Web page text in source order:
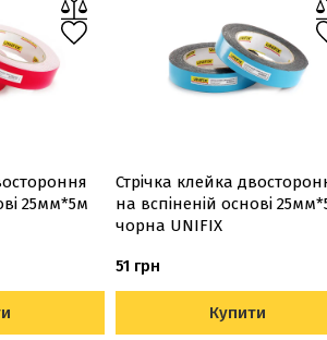
25мм*5м
Стрічка клейка
на вспіненій основі
чорна UNIFIX
51 грн
Купити